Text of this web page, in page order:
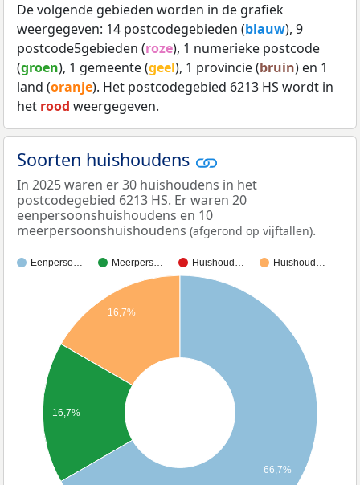
De volgende gebieden worden in de grafiek
weergegeven: 14 postcodegebieden (blauw), 9
postcode5gebieden (roze), 1 numerieke postcode
(groen), 1 gemeente (geel), 1 provincie (bruin) en 1
land (oranje). Het postcodegebied 6213 HS wordt in
het rood weergegeven.
Soorten huishoudens
In 2025 waren er 30 huishoudens in het
postcodegebied 6213 HS. Er waren 20
eenpersoonshuishoudens en 10
meerpersoonshuishoudens (afgerond op vijftallen).
Eenperso… Meerpers… Huishoud… Huishoud…
16,7%
16,7%
66,7%